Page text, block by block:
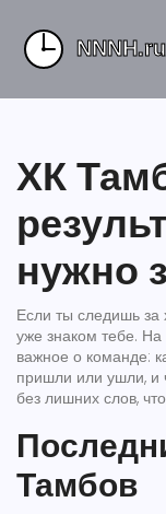
ХК
нужно
Если ты следишь за
уже знаком тебе.
важное о команде:
пришли или ушли, и
без лишних слов,
Тамбов